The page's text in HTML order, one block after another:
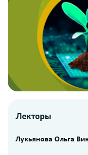
Лекторы
Лукьянова Ольга